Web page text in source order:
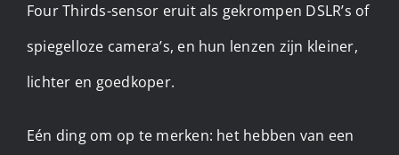
Four Thirds-sensor eruit als gekrompen DSLR’s of
spiegelloze camera’s, en hun lenzen zijn kleiner,
lichter en goedkoper.
Eén ding om op te merken: het hebben van een